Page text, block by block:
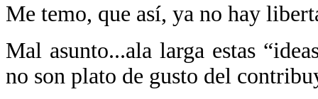
Me temo, que así, ya no hay
Mal asunto...ala larga estas
no son plato de gusto del